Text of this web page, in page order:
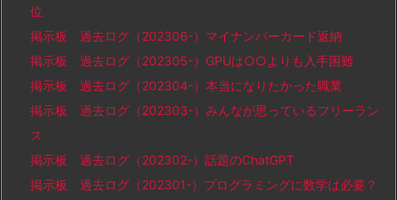
位
掲示板 過去ログ（202306-）マイナンバーカード返納
掲示板 過去ログ（202305-）GPUは○○よりも入手困難
掲示板 過去ログ（202304-）本当になりたかった職業
掲示板 過去ログ（202303-）みんなが思っているフリーラン
ス
掲示板 過去ログ（202302-）話題のChatGPT
掲示板 過去ログ（202301-）プログラミングに数学は必要？